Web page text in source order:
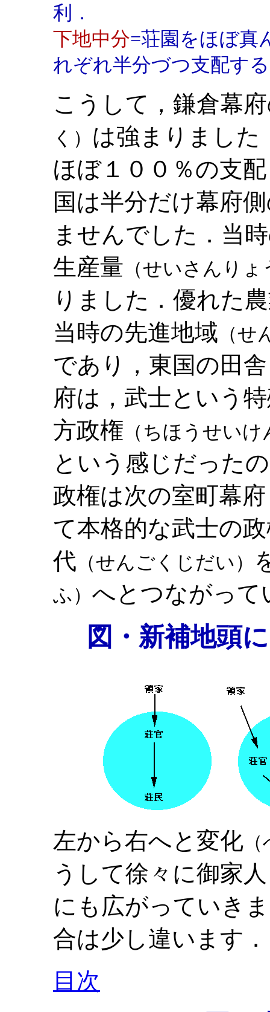
利．
下地中分=荘園をほぼ真
れぞれ半分づつ支配す
こうして，鎌倉幕
く） は強まりました
ほぼ１００％の支
国は半分だけ幕府
ませんでした．当
生産量 （せいさんりょ
りました．優れた
当時の先進地域 （
であり，東国の田舎
府は，武士という
方政権 （ちほうせい
という感じだった
政権は次の室町幕
て本格的な武士の
代 （せんごくじだい）
ふ） へとつながって
図・新補地頭
左から右へと変化
うして徐々に御家人
にも広がっていき
合は少し違います．
目次